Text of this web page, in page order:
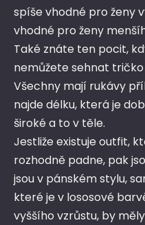
spíše vhodné pro ženy
vhodné pro ženy
Také znáte ten pocit,
nemůžete sehnat
Všechny mají rukávy
najde délku, která je
široké a to v těle.
Jestliže existuje outfit,
rozhodně padne, pak
jsou v pánském stylu,
které je v lososové
vyššího vzrůstu, by